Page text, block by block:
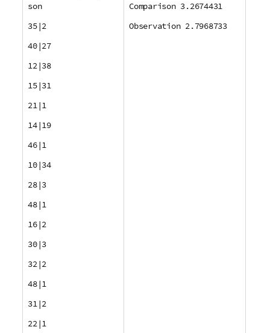
son
35|2
40|27
12|38
15|31
21|1
14|19
46|1
10|34
28|3
48|1
16|2
30|3
32|2
48|1
31|2
22|1
Comparison 3.2674431
Observation 2.7968733